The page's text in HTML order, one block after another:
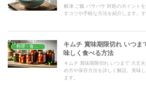
解凍 ご飯 パサパサ 対処のポイント
すコツや手軽な方法を紹介します。
キムチ 賞味期限切れ いつま
味しく食べる方法
キムチ 賞味期限切れ いつまで 大丈
め方や保存方法を詳しく解説。美味
ます。